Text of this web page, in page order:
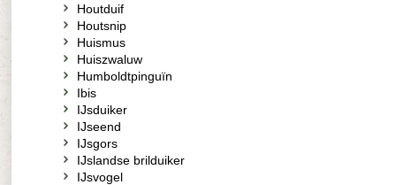
Houtduif
Houtsnip
Huismus
Huiszwaluw
Humboldtpinguïn
Ibis
IJsduiker
IJseend
IJsgors
IJslandse brilduiker
IJsvogel